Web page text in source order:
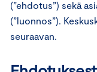
(”ehdotus”) sekä
(”luonnos”).
seuraavan.